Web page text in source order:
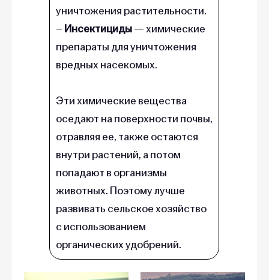
уничтожения растительности.
– Инсектициды— химические
препараты для уничтожения
вредных насекомых.
Эти химические вещества
оседают на поверхности почвы,
отравляя ее, также остаются
внутри растений, а потом
попадают в организмы
животных. Поэтому лучше
развивать сельское хозяйство
с использованием
органических удобрений.